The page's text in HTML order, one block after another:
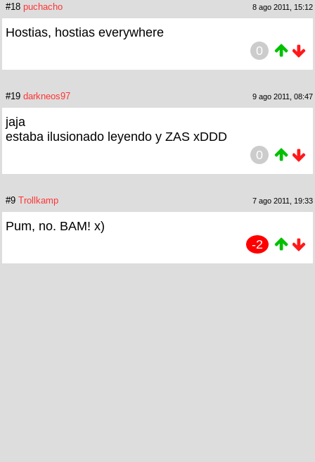
#18 puchacho 8 ago 2011, 15:12
Hostias, hostias everywhere
0
#19 darkneos97 9 ago 2011, 08:47
jaja
estaba ilusionado leyendo y ZAS xDDD
0
#9 Trollkamp 7 ago 2011, 19:33
Pum, no. BAM! x)
-2